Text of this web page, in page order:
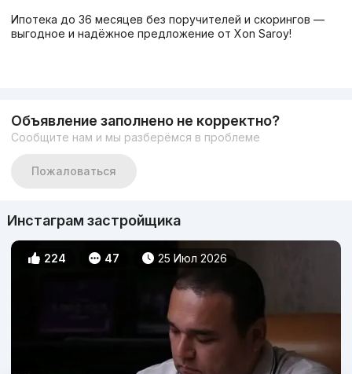
Ипотека до 36 месяцев без поручителей и скорингов —
выгодное и надёжное предложение от Xon Saroy!
Объявление заполнено не корректно?
Сообщите нам и мы разберёмся в проблеме
Пожаловаться
Инстаграм застройщика
224 47 25 Июл 2026